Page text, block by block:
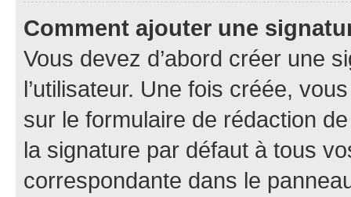
Comment ajouter une
Vous devez d’abord créer une
l’utilisateur. Une fois créée,
sur le formulaire de rédaction
la signature par défaut à tous
correspondante dans le